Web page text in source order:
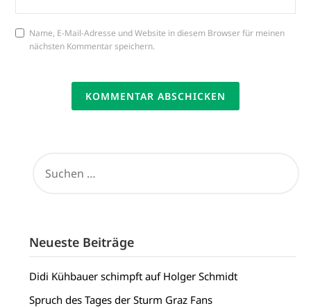
Name, E-Mail-Adresse und Website in diesem Browser für meinen
nächsten Kommentar speichern.
NACH:
Neueste Beiträge
Didi Kühbauer schimpft auf Holger Schmidt
Spruch des Tages der Sturm Graz Fans